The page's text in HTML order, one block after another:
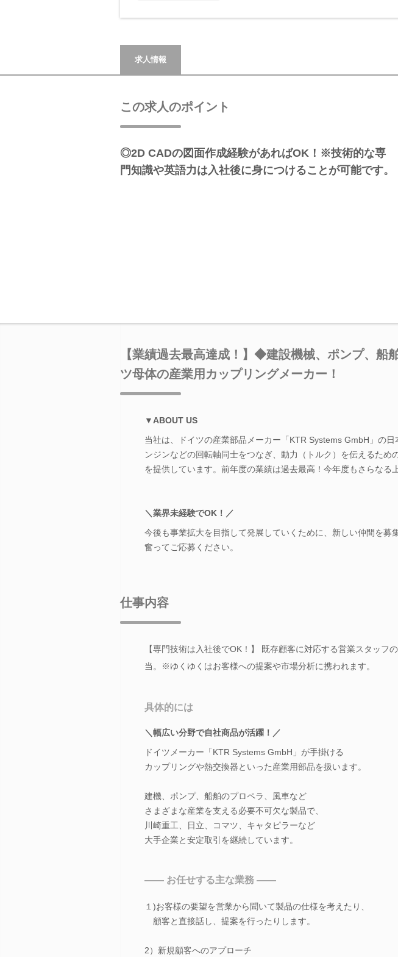
求人情報
この求人のポイント
◎2D CADの図面作成経験があればOK！※技術的な専
門知識や英語力は入社後に身につけることが可能です。
【業績過去最高達成！】◆建設機械、ポンプ、船
ツ母体の産業用カップリングメーカー！
▼ABOUT US
当社は、ドイツの産業部品メーカー「KTR Systems GmbH」の
ンジンなどの回転軸同士をつなぎ、動力（トルク）を伝えるため
を提供しています。前年度の業績は過去最高！今年度もさらなる
＼業界未経験でOK！／
今後も事業拡大を目指して発展していくために、新しい仲間を募
奮ってご応募ください。
仕事内容
【専門技術は入社後でOK！】 既存顧客に対応する営業スタッフ
当。※ゆくゆくはお客様への提案や市場分析に携われます。
具体的には
＼幅広い分野で自社商品が活躍！／
ドイツメーカー「KTR Systems GmbH」が手掛ける
カップリングや熱交換器といった産業用部品を扱います。
建機、ポンプ、船舶のプロペラ、風車など
さまざまな産業を支える必要不可欠な製品で、
川崎重工、日立、コマツ、キャタピラーなど
大手企業と安定取引を継続しています。
―― お任せする主な業務 ――
１)お客様の要望を営業から聞いて製品の仕様を考えたり、
顧客と直接話し、提案を行ったりします。
2）新規顧客へのアプローチ